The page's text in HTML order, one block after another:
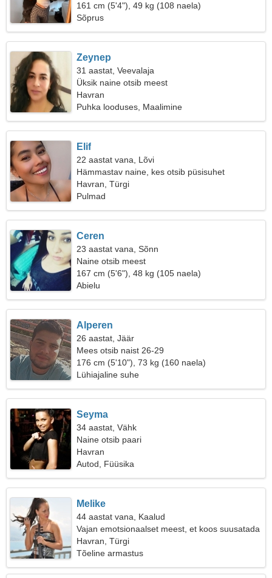
161 cm (5'4"), 49 kg (108 naela)
Sõprus
Zeynep
31 aastat, Veevalaja
Üksik naine otsib meest
Havran
Puhka looduses, Maalimine
Elif
22 aastat vana, Lõvi
Hämmastav naine, kes otsib püsisuhet
Havran, Türgi
Pulmad
Ceren
23 aastat vana, Sõnn
Naine otsib meest
167 cm (5'6"), 48 kg (105 naela)
Abielu
Alperen
26 aastat, Jäär
Mees otsib naist 26-29
176 cm (5'10"), 73 kg (160 naela)
Lühiajaline suhe
Seyma
34 aastat, Vähk
Naine otsib paari
Havran
Autod, Füüsika
Melike
44 aastat vana, Kaalud
Vajan emotsionaalset meest, et koos suusatada
Havran, Türgi
Tõeline armastus